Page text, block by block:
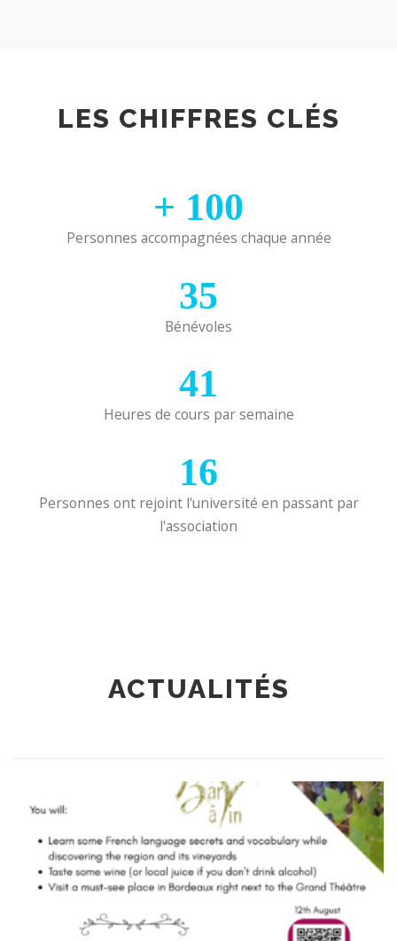
LES CHIFFRES CLÉS
+ 100
Personnes accompagnées chaque année
35
Bénévoles
41
Heures de cours par semaine
16
Personnes ont rejoint l'université en passant par
l'association
ACTUALITÉS